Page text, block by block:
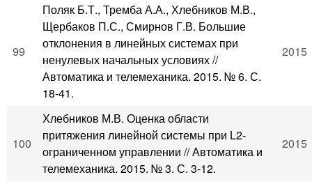
99
Поляк Б.Т., Тремба А.А., Хлебников М.В.,
Щербаков П.С., Смирнов Г.В. Большие
отклонения в линейных системах при
ненулевых начальных условиях //
Автоматика и телемеханика. 2015. № 6. С.
18-41.
2015
100
Хлебников М.В. Оценка области
притяжения линейной системы при L2-
ограниченном управлении // Автоматика и
телемеханика. 2015. № 3. С. 3-12.
2015